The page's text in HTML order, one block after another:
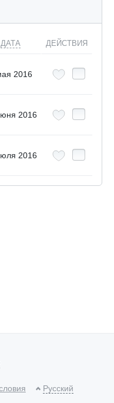
ДАТА ДЕЙСТВИЯ
2016
2016
2016
Русский